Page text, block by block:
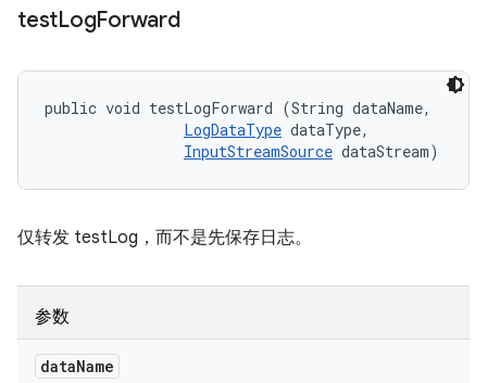
testLogForward
public void testLogForward (String dataName,
LogDataType dataType,
InputStreamSource dataStream)
仅转发 testLog，而不是先保存日志。
参数
dataName